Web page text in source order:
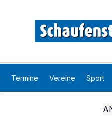
Termine Vereine Sport